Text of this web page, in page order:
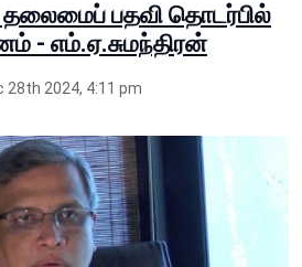
தலைமைப் பதவி தொடர்பில்
- எம்.ஏ.சுமந்திரன்
28th 2024, 4:11 pm